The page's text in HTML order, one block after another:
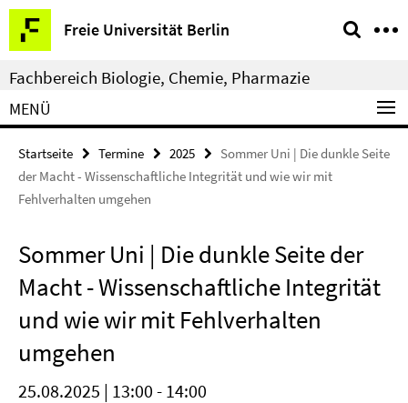
Springe
direkt
zu
Inhalt
Freie Universität Berlin
Service-
Navigation
Fachbereich Biologie, Chemie, Pharmazie
MENÜ
Startseite Termine 2025
Sommer Uni | Die dunkle Seite
der Macht - Wissenschaftliche Integrität und wie wir mit
Fehlverhalten umgehen
Sommer Uni | Die dunkle Seite der
Macht - Wissenschaftliche Integrität
und wie wir mit Fehlverhalten
umgehen
25.08.2025 | 13:00 - 14:00